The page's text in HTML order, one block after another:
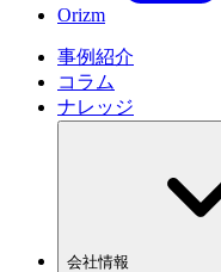
Orizm
事例紹介
コラム
ナレッジ
会社情報